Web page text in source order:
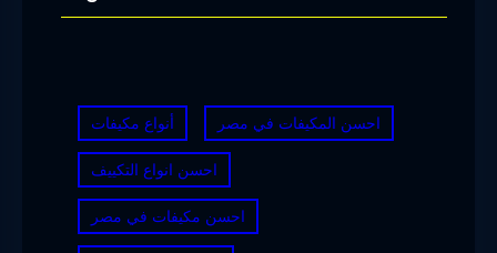
أنواع مكيفات احسن المكيفات في مصر
احسن انواع التكييف
احسن مكيفات في مصر